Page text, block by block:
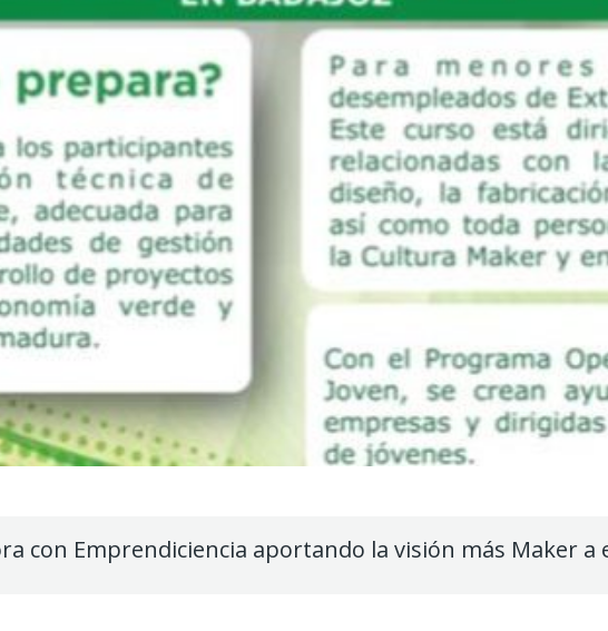
con Emprendiciencia aportando la visión más Maker a